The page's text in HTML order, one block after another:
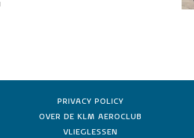
PRIVACY POLICY
OVER DE KLM AEROCLUB
VLIEGLESSEN